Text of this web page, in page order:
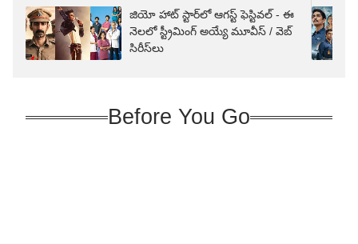
జియో హాట్ స్టార్‌లో ఆగస్ట్ ఫెస్టివల్ - ఈ
నెలలో స్ట్రీమింగ్ అయ్యే మూవీస్ / వెబ్
సిరీస్‌లు
Before You Go